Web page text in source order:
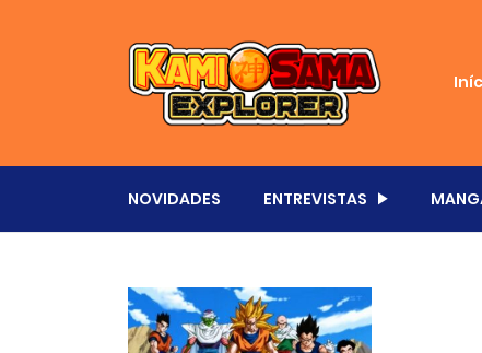
NOVIDADES ENTREVISTAS